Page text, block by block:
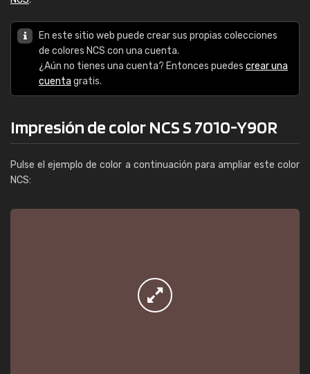
En este sitio web puede crear sus propias colecciones
de colores NCS con una cuenta.
¿Aún no tienes una cuenta? Entonces puedes crear una
cuenta gratis.
Impresión de color NCS S 7010-Y90R
Pulse el ejemplo de color a continuación para ampliar este color
NCS: